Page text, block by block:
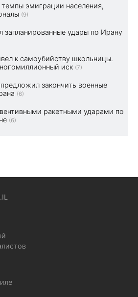
эмиграции населения,
(9)
запланированные удары по Ирану
к самоубийству школьницы.
иск (7)
закончить военные
(6)
ракетными ударами по
(6)